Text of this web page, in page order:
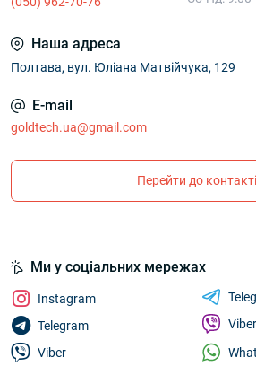
Наша адреса
Полтава, вул. Юліана Матвійчука, 129
E-mail
goldtech.ua@gmail.com
Перейти до
Ми у соціальних мережах
Instagram
Telegram
Viber
Viber